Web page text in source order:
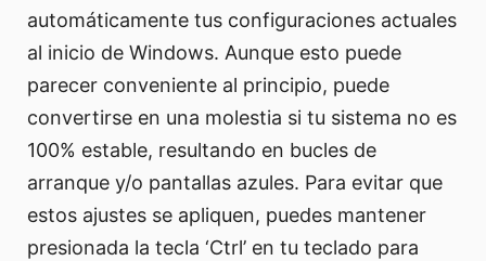
automáticamente tus configuraciones actuales
al inicio de Windows. Aunque esto puede
parecer conveniente al principio, puede
convertirse en una molestia si tu sistema no es
100% estable, resultando en bucles de
arranque y/o pantallas azules. Para evitar que
estos ajustes se apliquen, puedes mantener
presionada la tecla ‘Ctrl’ en tu teclado para